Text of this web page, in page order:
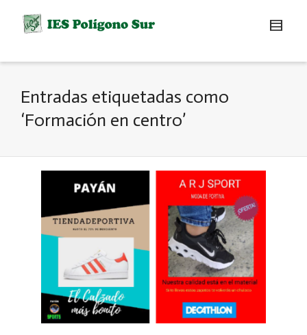
Entradas etiquetadas como
‘Formación en centro’